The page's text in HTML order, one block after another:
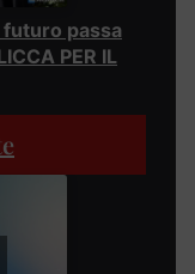
futuro passa
PER IL